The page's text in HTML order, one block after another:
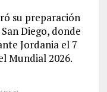
su preparación
Diego, donde
Jordania el 7
Mundial 2026.